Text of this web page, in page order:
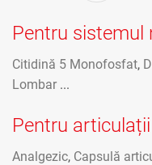
Pentru sistemul
Citidină 5 Monofosfat,
Lombar ...
Pentru articulații
Analgezic, Capsulă